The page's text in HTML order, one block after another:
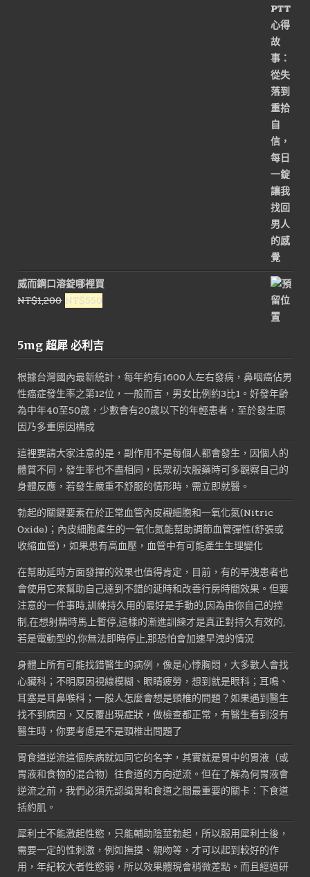
威而鋼口溶錠哪裡買
NT$1,200 原
格：
NT$550
格：
5mg 超犀 必利吉
根據台灣國內最新統計，每年約有1600人左右發病，鼻咽癌佔男
性癌症發生率之第12位，一般而言，男女比例約3比1。好發年齡
為中年40至50歲，少數會有20歲以下的年輕患者，至於發生原
因乃多重原因構成
這裡要請大家注意的是，副作用不是每個人都會發生，因個人的
體質不同，發生率也不盡相同，民眾初次服藥時可多觀察自己的
身體反應，若發生嚴重不舒服的情形時，需立即就醫。
勃起的關鍵要素在於正常血管內皮襯細胞和一氧化氮(Nitric
Oxide)；內皮細胞產生的一氧化氮能幫助調節血管彈性(舒張或
收縮血管)，如果患有高血壓，血管中有可能產生生理變化
在幫助延時方面發揮的效果也值得肯定，目前，有的早洩患者也
會使用它來幫助自己達到不錯的延時和改善行房時間效果。但要
注意的一件事時,訓練持久用的最好是手動的,因為由你自己的控
制,在想射精時馬上暫停,這樣的漸進訓練才是真正對持久有效的,
若是電動型的,你無法即時停止,那恐怕會加速早洩的情況
身體上所有可能找錯醫生的病例，像是心悸胸悶，大多數人會找
心臟科；不明原因視線模糊、眼睛疲勞，想到就是眼科；耳鳴、
耳塞是耳鼻喉科；一般人怎麼會想是頸椎的問題？如果遇到醫生
找不到病因，又反覆出現症狀，做檢查都正常，有醫生看到沒有
醫生時，你要考慮是不是頸椎出問題了
胃食道逆流這個疾病就如同它的名字，其實就是胃中的胃液（或
胃液和食物的混合物）往食道的方向逆流。但在了解為何胃液會
逆流之前，我們必須先認識胃和食道之間最重要的關卡：下食道
括約肌。
犀利士不能激起性慾，只能輔助陰莖勃起，所以服用犀利士後，
需要一定的性刺激，例如撫摸、親吻等，才可以起到較好的作
用，年紀較大者性慾弱，所以效果體現會稍微差點。而且經過研